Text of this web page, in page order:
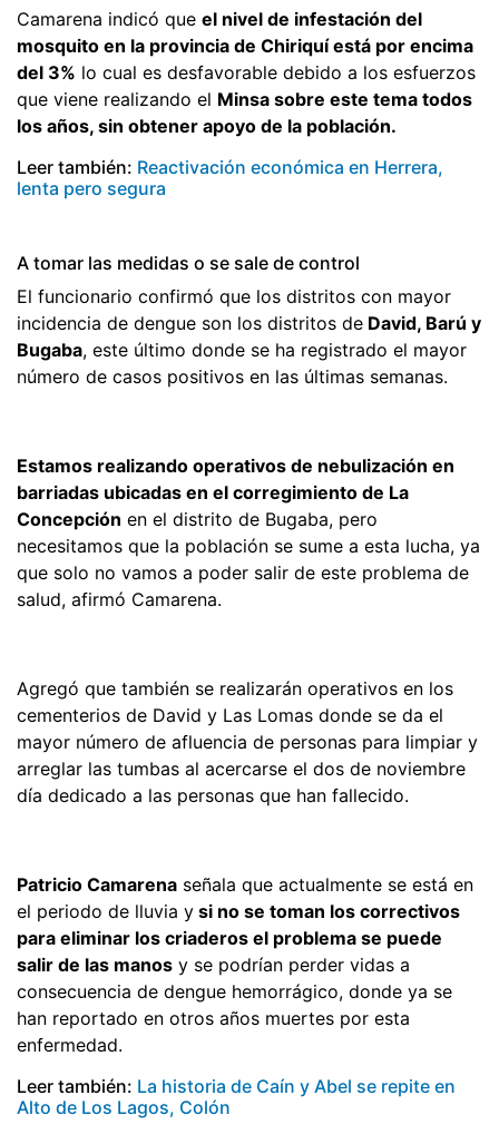
Camarena indicó que el nivel de infestación del
mosquito en la provincia de Chiriquí está por encima
del 3% lo cual es desfavorable debido a los esfuerzos
que viene realizando el Minsa sobre este tema todos
los años, sin obtener apoyo de la población.
Leer también: Reactivación económica en Herrera,
lenta pero segura
A tomar las medidas o se sale de control
El funcionario confirmó que los distritos con mayor
incidencia de dengue son los distritos de David, Barú y
Bugaba, este último donde se ha registrado el mayor
número de casos positivos en las últimas semanas.
Estamos realizando operativos de nebulización en
barriadas ubicadas en el corregimiento de La
Concepción en el distrito de Bugaba, pero
necesitamos que la población se sume a esta lucha, ya
que solo no vamos a poder salir de este problema de
salud, afirmó Camarena.
Agregó que también se realizarán operativos en los
cementerios de David y Las Lomas donde se da el
mayor número de afluencia de personas para limpiar y
arreglar las tumbas al acercarse el dos de noviembre
día dedicado a las personas que han fallecido.
Patricio Camarena señala que actualmente se está en
el periodo de lluvia y si no se toman los correctivos
para eliminar los criaderos el problema se puede
salir de las manos y se podrían perder vidas a
consecuencia de dengue hemorrágico, donde ya se
han reportado en otros años muertes por esta
enfermedad.
Leer también: La historia de Caín y Abel se repite en
Alto de Los Lagos, Colón